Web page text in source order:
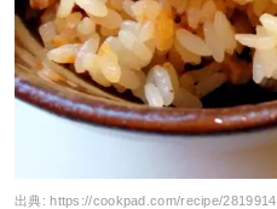
出典:https://cookpad.com/recipe/2819914